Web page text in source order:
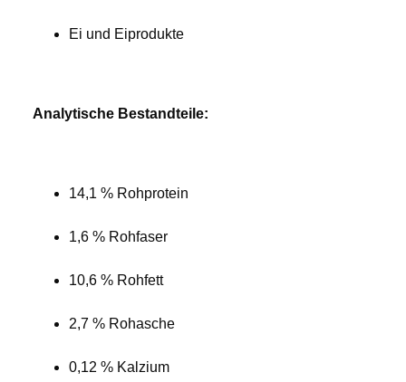
Ei und Eiprodukte
Analytische Bestandteile:
14,1 % Rohprotein
1,6 % Rohfaser
10,6 % Rohfett
2,7 % Rohasche
0,12 % Kalzium